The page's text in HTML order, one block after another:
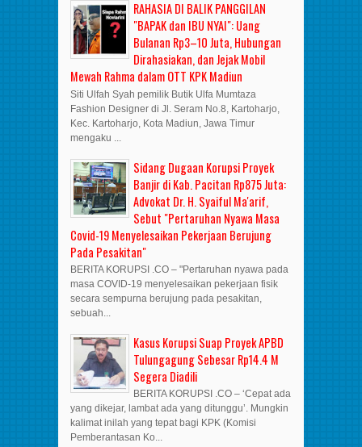
RAHASIA DI BALIK PANGGILAN
"BAPAK dan IBU NYAI": Uang
Bulanan Rp3–10 Juta, Hubungan
Dirahasiakan, dan Jejak Mobil
Mewah Rahma dalam OTT KPK Madiun
Siti Ulfah Syah pemilik Butik Ulfa Mumtaza
Fashion Designer di Jl. Seram No.8, Kartoharjo,
Kec. Kartoharjo, Kota Madiun, Jawa Timur
mengaku ...
Sidang Dugaan Korupsi Proyek
Banjir di Kab. Pacitan Rp875 Juta:
Advokat Dr. H. Syaiful Ma'arif,
Sebut "Pertaruhan Nyawa Masa
Covid-19 Menyelesaikan Pekerjaan Berujung
Pada Pesakitan"
BERITA KORUPSI .CO – "Pertaruhan nyawa pada
masa COVID-19 menyelesaikan pekerjaan fisik
secara sempurna berujung pada pesakitan,
sebuah...
Kasus Korupsi Suap Proyek APBD
Tulungagung Sebesar Rp14.4 M
Segera Diadili
BERITA KORUPSI .CO – ‘Cepat ada
yang dikejar, lambat ada yang ditunggu’. Mungkin
kalimat inilah yang tepat bagi KPK (Komisi
Pemberantasan Ko...